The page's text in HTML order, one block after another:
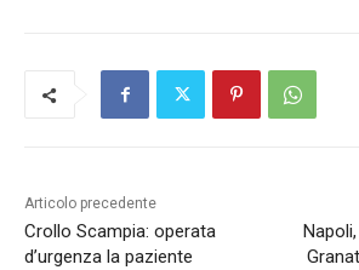
Articolo precedente
Crollo Scampia: operata
d’urgenza la paziente